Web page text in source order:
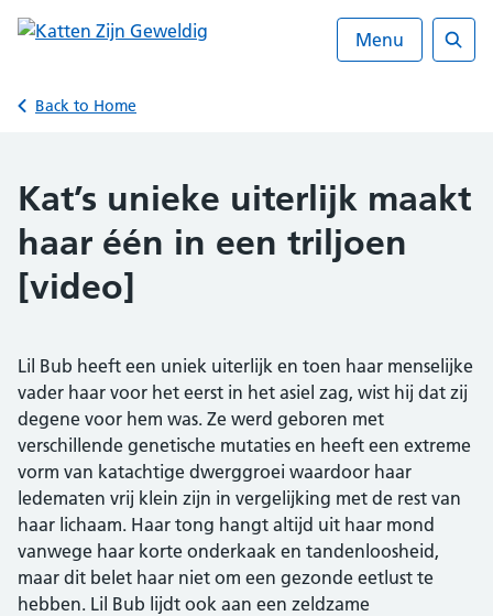
Skip
Menu
Back to Home
Kat’s unieke uiterlijk maakt
haar één in een triljoen
[video]
Lil Bub heeft een uniek uiterlijk en toen haar menselijke
vader haar voor het eerst in het asiel zag, wist hij dat zij
degene voor hem was. Ze werd geboren met
verschillende genetische mutaties en heeft een extreme
vorm van katachtige dwerggroei waardoor haar
ledematen vrij klein zijn in vergelijking met de rest van
haar lichaam. Haar tong hangt altijd uit haar mond
vanwege haar korte onderkaak en tandenloosheid,
maar dit belet haar niet om een ​​gezonde eetlust te
hebben. Lil Bub lijdt ook aan een zeldzame